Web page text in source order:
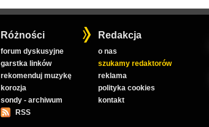
Różności
forum dyskusyjne
garstka linków
rekomenduj muzykę
korozja
sondy - archiwum
RSS
Redakcja
o nas
szukamy redaktorów
reklama
polityka cookies
kontakt